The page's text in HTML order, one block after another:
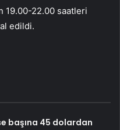
19.00-22.00 saatleri
edildi.
başına 45 dolardan